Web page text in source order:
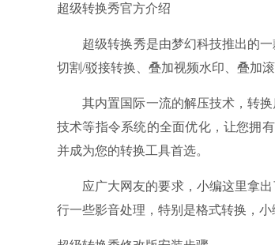
超级转换秀官方介绍
超级转换秀是由梦幻科技推出的一
切割/驳接转换、叠加视频水印、叠加
其内置国际一流的解压技术，转换
技术等指令系统的全面优化，让您拥
并成为您的转换工具首选。
应广大网友的要求，小编这里拿出
行一些影音处理，特别是格式转换，